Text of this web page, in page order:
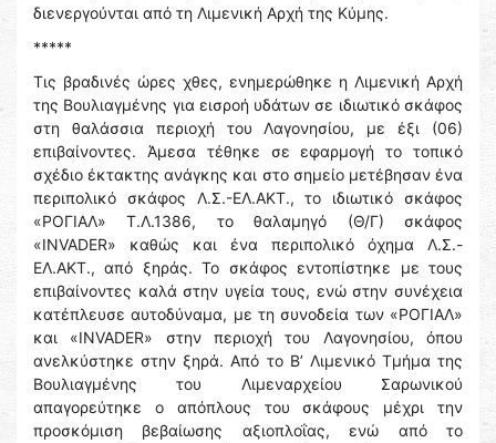
διενεργούνται από τη Λιμενική Αρχή της Κύμης.
*****
Τις βραδινές ώρες χθες, ενημερώθηκε η Λιμενική Αρχή
της Βουλιαγμένης για εισροή υδάτων σε ιδιωτικό σκάφος
στη θαλάσσια περιοχή του Λαγονησίου, με έξι (06)
επιβαίνοντες. Άμεσα τέθηκε σε εφαρμογή το τοπικό
σχέδιο έκτακτης ανάγκης και στο σημείο μετέβησαν ένα
περιπολικό σκάφος Λ.Σ.-ΕΛ.ΑΚΤ., το ιδιωτικό σκάφος
«ΡΟΓΙΑΛ» Τ.Λ.1386, το θαλαμηγό (Θ/Γ) σκάφος
«INVADER» καθώς και ένα περιπολικό όχημα Λ.Σ.-
ΕΛ.ΑΚΤ., από ξηράς. Το σκάφος εντοπίστηκε με τους
επιβαίνοντες καλά στην υγεία τους, ενώ στην συνέχεια
κατέπλευσε αυτοδύναμα, με τη συνοδεία των «ΡΟΓΙΑΛ»
και «INVADER» στην περιοχή του Λαγονησίου, όπου
ανελκύστηκε στην ξηρά. Από το Β’ Λιμενικό Τμήμα της
Βουλιαγμένης του Λιμεναρχείου Σαρωνικού
απαγορεύτηκε ο απόπλους του σκάφους μέχρι την
προσκόμιση βεβαίωσης αξιοπλοΐας, ενώ από το